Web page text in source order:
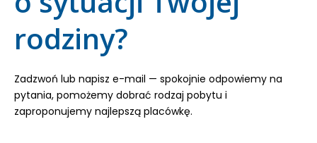
rodziny?
Zadzwoń lub napisz e-mail — spokojnie odpowiemy na
pytania, pomożemy dobrać rodzaj pobytu i
zaproponujemy najlepszą placówkę.